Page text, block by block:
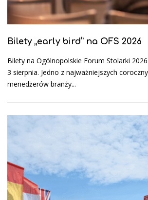
Bilety „early bird” na OFS 2026
Bilety na Ogólnopolskie Forum Stolarki
3 sierpnia. Jedno z najważniejszych
menedżerów branży...